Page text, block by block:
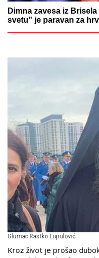
Dimna zavesa iz
svetu" je paravan za
Glumac Rastko Lupulović
Kroz život je prošao